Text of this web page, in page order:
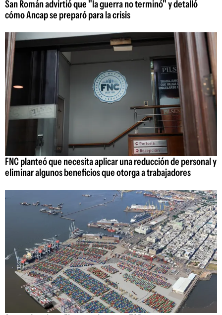
San Román advirtió que "la guerra no terminó" y detalló
cómo Ancap se preparó para la crisis
FNC planteó que necesita aplicar una reducción de personal y
eliminar algunos beneficios que otorga a trabajadores